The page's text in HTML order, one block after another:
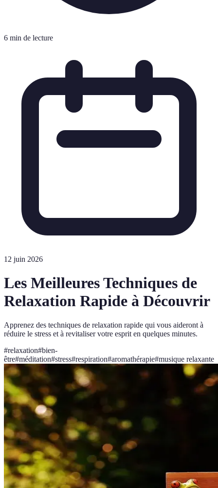
6 min de lecture
12 juin 2026
Les Meilleures Techniques de
Relaxation Rapide à Découvrir
Apprenez des techniques de relaxation rapide qui vous aideront à
réduire le stress et à revitaliser votre esprit en quelques minutes.
#relaxation#bien-
être#méditation#stress#respiration#aromathérapie#musique relaxante